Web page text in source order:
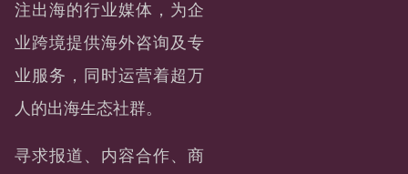
注出海的行业媒体，为企
业跨境提供海外咨询及专
业服务，同时运营着超万
人的出海生态社群。
寻求报道、内容合作、商